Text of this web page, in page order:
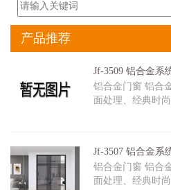
产品推荐
Jf-3509 铝合金系
铝合金门窗 铝合
面处理、经典时
Jf-3507 铝合金系
铝合金门窗 铝合
面处理、经典时